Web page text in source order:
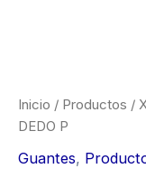
Inicio / Productos /
DEDO P
Guantes,